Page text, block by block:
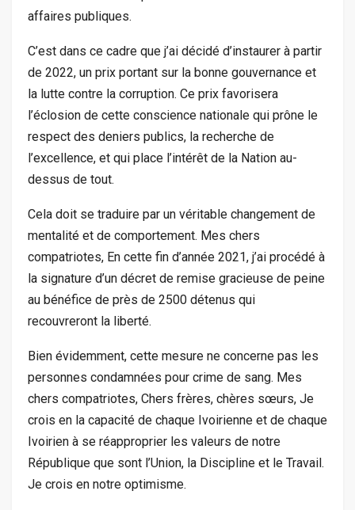
affaires publiques.
C’est dans ce cadre que j’ai décidé d’instaurer à partir
de 2022, un prix portant sur la bonne gouvernance et
la lutte contre la corruption. Ce prix favorisera
l’éclosion de cette conscience nationale qui prône le
respect des deniers publics, la recherche de
l’excellence, et qui place l’intérêt de la Nation au-
dessus de tout.
Cela doit se traduire par un véritable changement de
mentalité et de comportement. Mes chers
compatriotes, En cette fin d’année 2021, j’ai procédé à
la signature d’un décret de remise gracieuse de peine
au bénéfice de près de 2500 détenus qui
recouvreront la liberté.
Bien évidemment, cette mesure ne concerne pas les
personnes condamnées pour crime de sang. Mes
chers compatriotes, Chers frères, chères sœurs, Je
crois en la capacité de chaque Ivoirienne et de chaque
Ivoirien à se réapproprier les valeurs de notre
République que sont l’Union, la Discipline et le Travail.
Je crois en notre optimisme.